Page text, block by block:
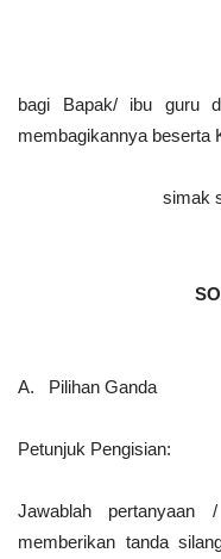
bagi Bapak/ ibu guru
membagikannya beserta
simak
A. Pilihan Ganda
Petunjuk Pengisian:
Jawablah
memberikan tanda